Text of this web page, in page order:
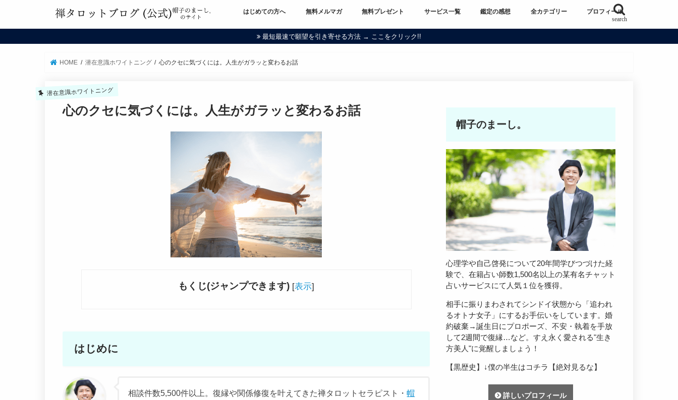
search
はじめての方へ 無料メルマガ 無料プレゼント サービス一覧 鑑定の感想 全カテゴリー プロフィール
最短最速で願望を引き寄せる方法 → ここをクリック!!
HOME 潜在意識ホワイトニング 心のクセに気づくには。人生がガラッと変わるお話
潜在意識ホワイトニング
心のクセに気づくには。人生がガラッと変わるお話
もくじ(ジャンプできます) [表示]
はじめに
相談件数5,500件以上。復縁や関係修復を叶えてきた禅タロットセラピスト・帽
帽子のまーし。
心理学や自己啓発について20年間学びつづけた経
験で、在籍占い師数1,500名以上の某有名チャット
占いサービスにて人気１位を獲得。
相手に振りまわされてシンドイ状態から「追われ
るオトナ女子」にするお手伝いをしています。婚
約破棄→誕生日にプロポーズ、不安・執着を手放
して2週間で復縁…など。すえ永く愛される"生き
方美人"に覚醒しましょう！
【黒歴史】↓僕の半生はコチラ【絶対見るな】
詳しいプロフィール